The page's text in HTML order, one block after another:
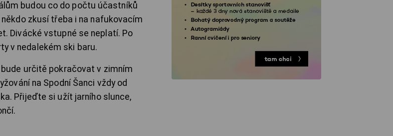
budou co do počtu účastníků
zkusí třeba i na nafukovacím
Divácké vstupné se neplatí. Po
v nedalekém ski baru.
určitě pokračovat v zimním
na Spodní Šanci vždy od
Přijeďte si užít jarního slunce,